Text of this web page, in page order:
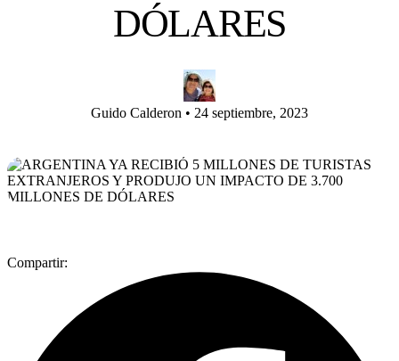
DÓLARES
Guido Calderon • 24 septiembre, 2023
Compartir: